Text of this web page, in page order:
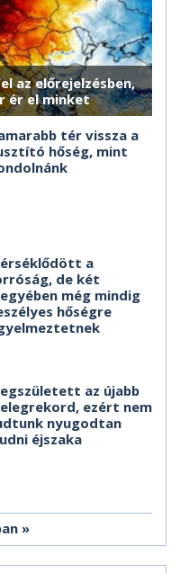
az előrejelzésben,
ér el minket
tér vissza a
hőség, mint
a
de két
még mindig
hőségre
az újabb
ezért nem
nyugodtan
éjszaka